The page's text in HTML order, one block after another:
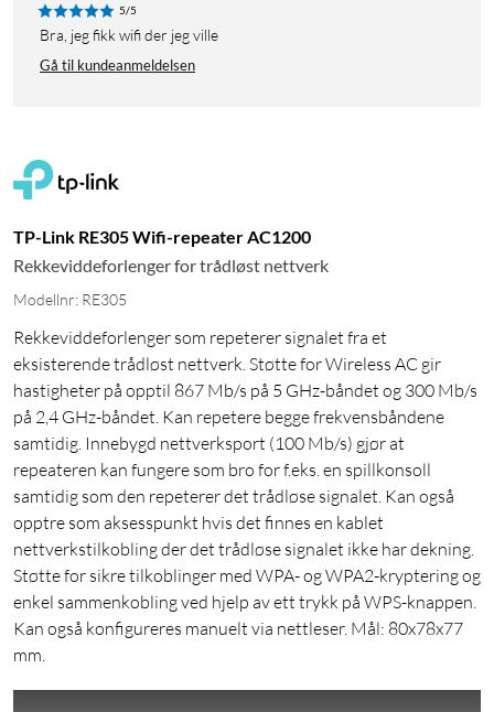
5/5
Bra, jeg fikk wifi der jeg ville
Gå til kundeanmeldelsen
TP-Link RE305 Wifi-repeater AC1200
Rekkeviddeforlenger for trådløst nettverk
Modellnr: RE305
Rekkeviddeforlenger som repeterer signalet fra et
eksisterende trådløst nettverk. Støtte for Wireless AC gir
hastigheter på opptil 867 Mb/s på 5 GHz-båndet og 300 Mb/s
på 2,4 GHz-båndet. Kan repetere begge frekvensbåndene
samtidig. Innebygd nettverksport (100 Mb/s) gjør at
repeateren kan fungere som bro for f.eks. en spillkonsoll
samtidig som den repeterer det trådløse signalet. Kan også
opptre som aksesspunkt hvis det finnes en kablet
nettverkstilkobling der det trådløse signalet ikke har dekning.
Støtte for sikre tilkoblinger med WPA- og WPA2-kryptering og
enkel sammenkobling ved hjelp av ett trykk på WPS-knappen.
Kan også konfigureres manuelt via nettleser. Mål: 80x78x77
mm.